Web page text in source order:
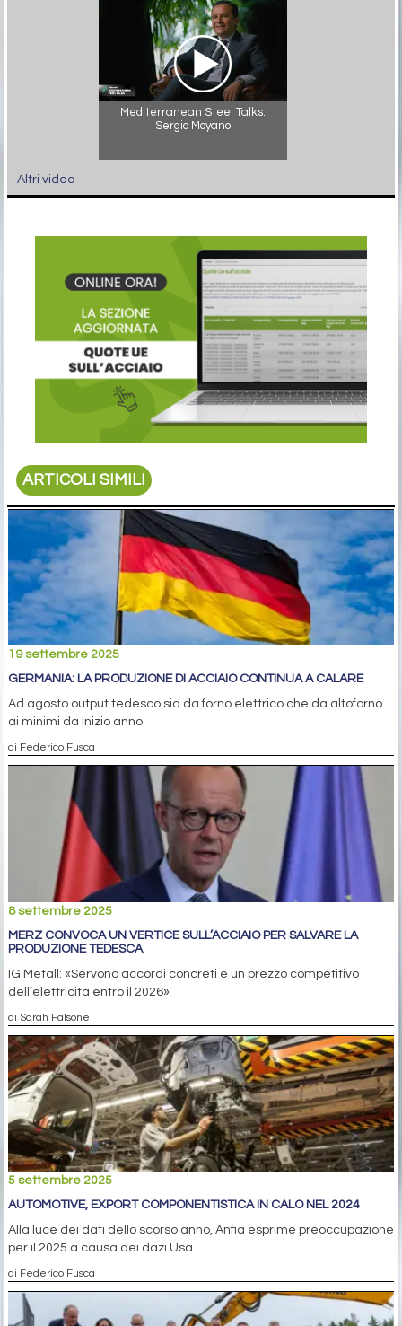
Mediterranean Steel Talks:
Sergio Moyano
Altri video
ARTICOLI SIMILI
19 settembre 2025
GERMANIA: LA PRODUZIONE DI ACCIAIO CONTINUA A CALARE
Ad agosto output tedesco sia da forno elettrico che da altoforno
ai minimi da inizio anno
di Federico Fusca
8 settembre 2025
MERZ CONVOCA UN VERTICE SULL’ACCIAIO PER SALVARE LA
PRODUZIONE TEDESCA
IG Metall: «Servono accordi concreti e un prezzo competitivo
dell’elettricità entro il 2026»
di Sarah Falsone
5 settembre 2025
AUTOMOTIVE, EXPORT COMPONENTISTICA IN CALO NEL 2024
Alla luce dei dati dello scorso anno, Anfia esprime preoccupazione
per il 2025 a causa dei dazi Usa
di Federico Fusca